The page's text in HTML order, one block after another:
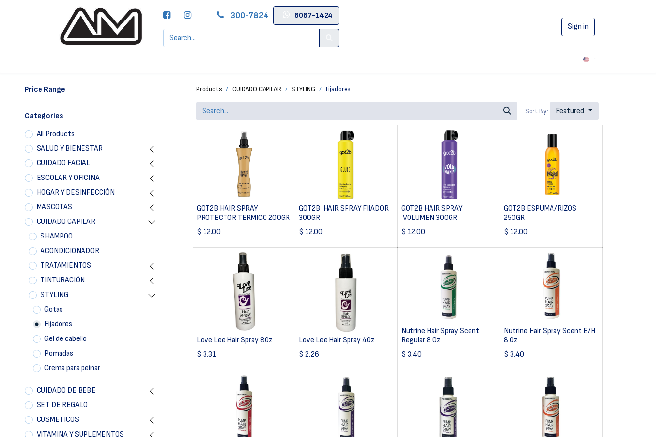
300-7824
6067-1424
Sign in
Price Range
Categories
All Products
SALUD Y BIENESTAR
CUIDADO FACIAL
ESCOLAR Y OFICINA
HOGAR Y DESINFECCIÓN
MASCOTAS
CUIDADO CAPILAR
SHAMPOO
ACONDICIONADOR
TRATAMIENTOS
TINTURACIÓN
STYLING
Gotas
Fijadores
Gel de cabello
Pomadas
Crema para peinar
CUIDADO DE BEBE
SET DE REGALO
COSMETICOS
VITAMINA Y SUPLEMENTOS
Products CUIDADO CAPILAR STYLING Fijadores
Sort By: Featured
GOT2B HAIR SPRAY
PROTECTOR TERMICO 200GR
$ 12.00
GOT2B HAIR SPRAY FIJADOR
300GR
$ 12.00
GOT2B HAIR SPRAY
VOLUMEN 300GR
$ 12.00
GOT2B ESPUMA/RIZOS
250GR
$ 12.00
Love Lee Hair Spray 8Oz
$ 3.31
Love Lee Hair Spray 4Oz
$ 2.26
Nutrine Hair Spray Scent
Regular 8 Oz
$ 3.40
Nutrine Hair Spray Scent E/H
8 Oz
$ 3.40